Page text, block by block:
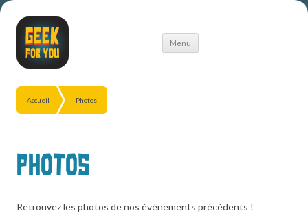
Menu
Aller
Accueil Photos
Photos
Retrouvez les photos de nos événements précédents !